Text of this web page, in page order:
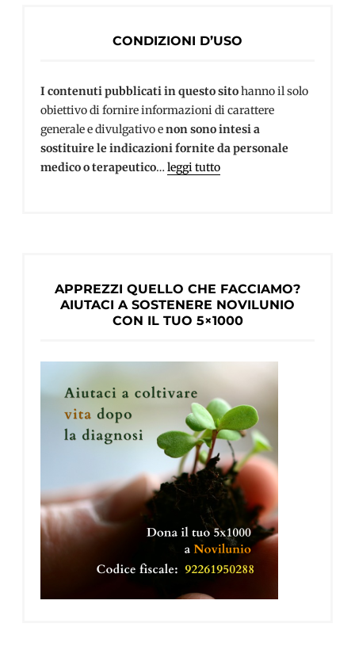
CONDIZIONI D’USO
I contenuti pubblicati in questo sitohanno il solo
obiettivo di fornire informazioni di carattere
generale e divulgativo enon sono intesi a
sostituire le indicazioni fornite da personale
medico o terapeutico…leggi tutto
APPREZZI QUELLO CHE FACCIAMO?
AIUTACI A SOSTENERE NOVILUNIO
CON IL TUO 5×1000